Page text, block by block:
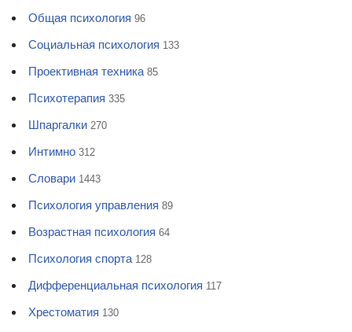
Общая психология 96
Социальная психология 133
Проективная техника 85
Психотерапия 335
Шпаргалки 270
Интимно 312
Словари 1443
Психология управления 89
Возрастная психология 64
Психология спорта 128
Дифференциальная психология 117
Хрестоматия 130